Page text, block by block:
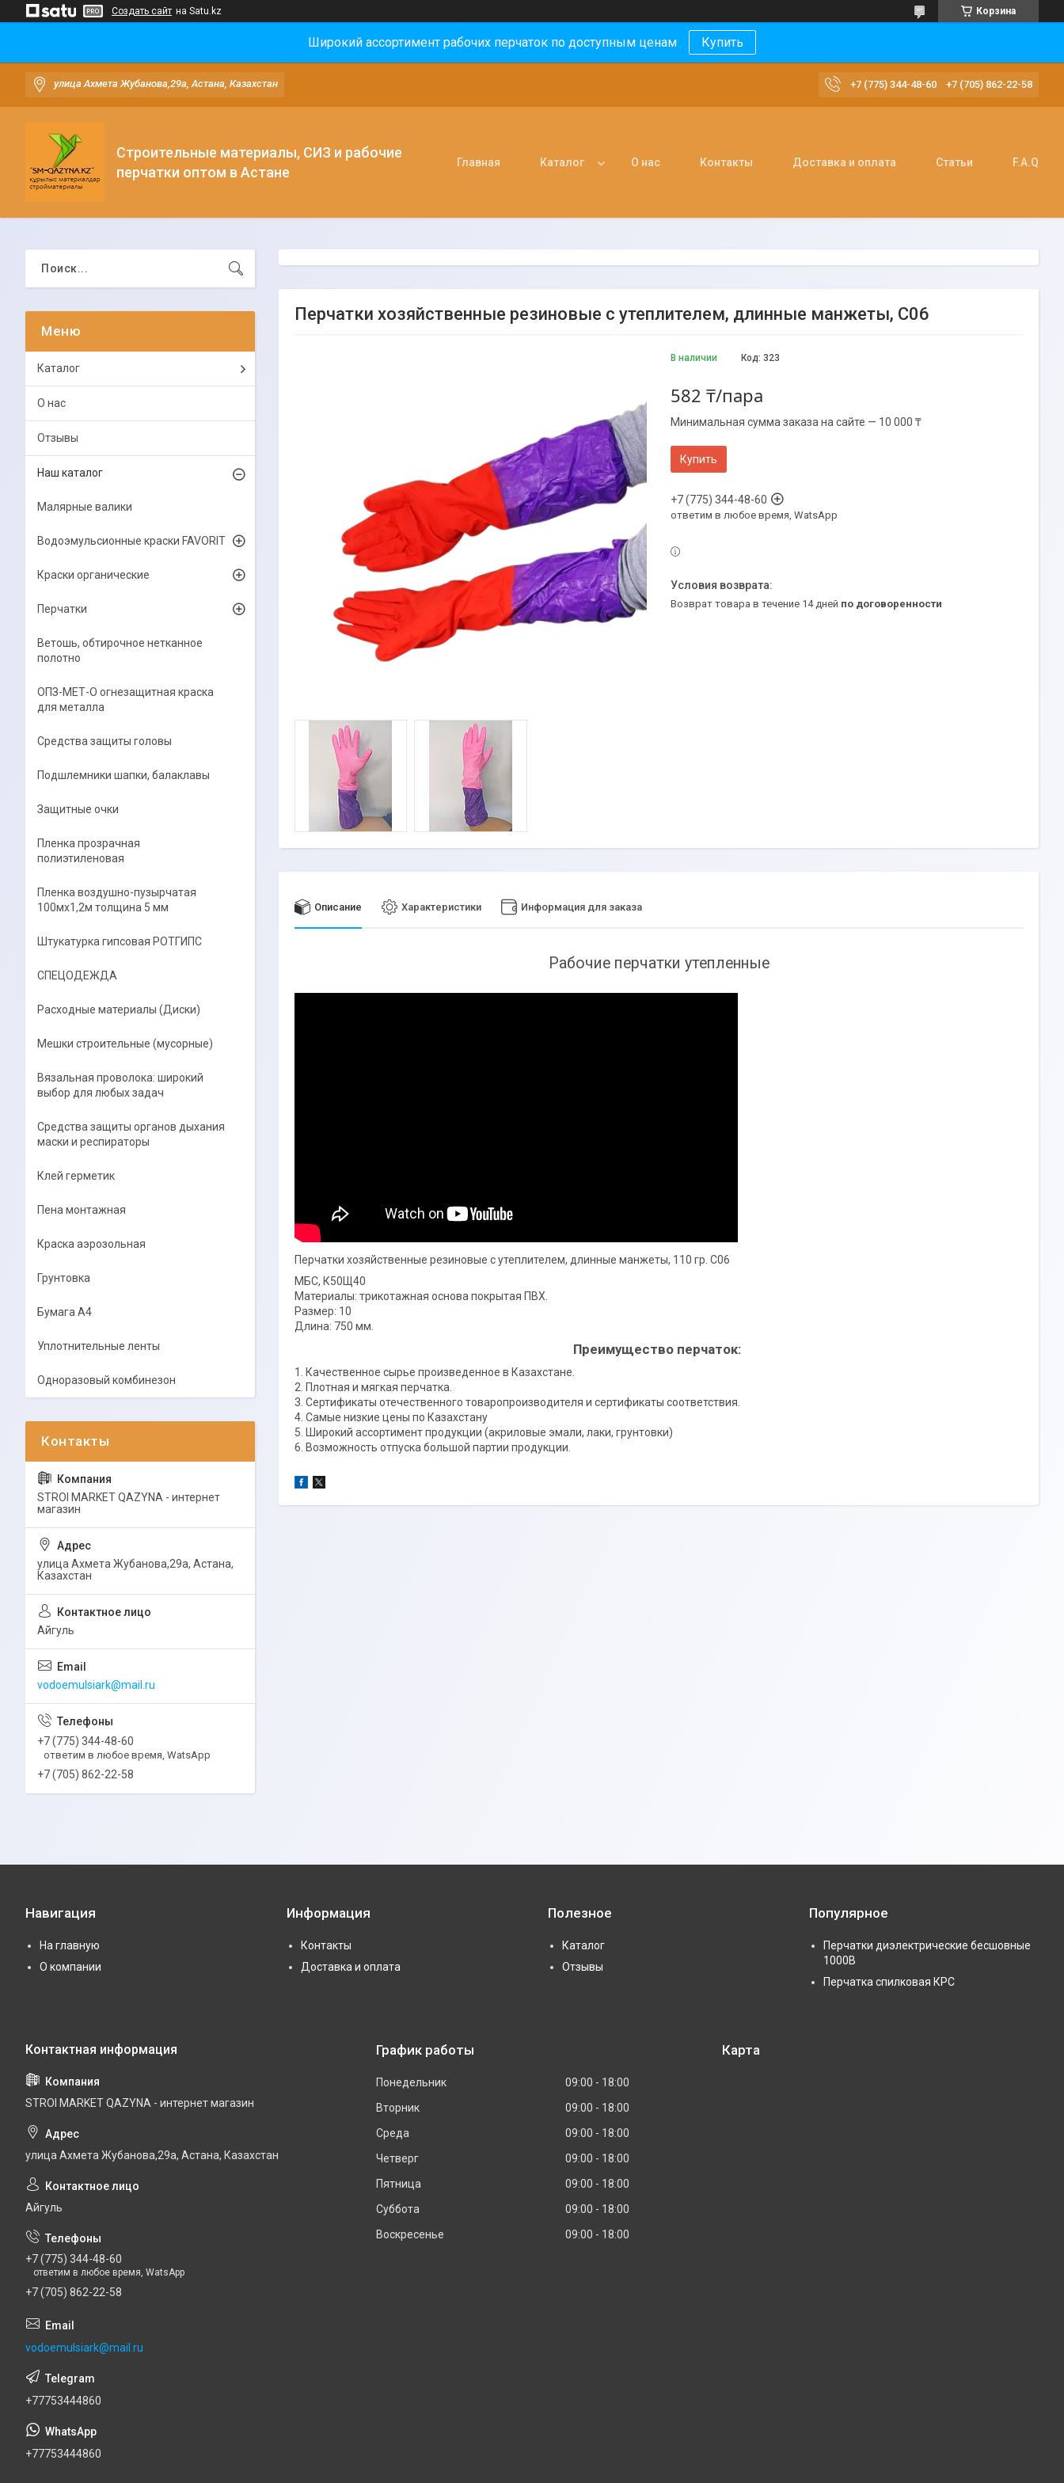
Создать сайт на Satu.kz Корзина
Широкий ассортимент рабочих перчаток по доступным ценам Купить
улица Ахмета Жубанова,29а, Астана, Казахстан +7 (775) 344-48-60 +7 (705) 862-22-58
Строительные материалы, СИЗ и рабочие
перчатки оптом в Астане
Главная Каталог О нас Контакты Доставка и оплата Статьи F.A.Q
Перчатки хозяйственные резиновые с утеплителем, длинные манжеты, С06
В наличии Код: 323
582 ₸/пара
Минимальная сумма заказа на сайте — 10 000 ₸
Купить
+7 (775) 344-48-60
ответим в любое время, WatsApp
возврат товара в течение 14 дней по договоренности
Описание Характеристики Информация для заказа
Рабочие перчатки утепленные
Перчатки хозяйственные резиновые с утеплителем, длинные манжеты, 110 гр. С06
МБС, К50Щ40
Материалы: трикотажная основа покрытая ПВХ.
Размер: 10
Длина: 750 мм.
Преимущество перчаток:
1. Качественное сырье произведенное в Казахстане.
2. Плотная и мягкая перчатка.
3. Сертификаты отечественного товаропроизводителя и сертификаты соответствия.
4. Самые низкие цены по Казахстану
5. Широкий ассортимент продукции (акриловые эмали, лаки, грунтовки)
6. Возможность отпуска большой партии продукции.
Каталог
О нас
Отзывы
Наш каталог
Малярные валики
Водоэмульсионные краски FAVORIT
Краски органические
Перчатки
Ветошь, обтирочное нетканное
полотно
ОПЗ-МЕТ-О огнезащитная краска
для металла
Средства защиты головы
Подшлемники шапки, балаклавы
Защитные очки
Пленка прозрачная
полиэтиленовая
Пленка воздушно-пузырчатая
100мх1,2м толщина 5 мм
Штукатурка гипсовая РОТГИПС
СПЕЦОДЕЖДА
Расходные материалы (Диски)
Мешки строительные (мусорные)
Вязальная проволока: широкий
выбор для любых задач
Средства защиты органов дыхания
маски и респираторы
Клей герметик
Пена монтажная
Краска аэрозольная
Грунтовка
Бумага А4
Уплотнительные ленты
Одноразовый комбинезон
STROI MARKET QAZYNA - интернет
магазин
улица Ахмета Жубанова,29а, Астана,
Казахстан
Айгуль
vodoemulsiark@mail.ru
+7 (775) 344-48-60
ответим в любое время, WatsApp
+7 (705) 862-22-58
Навигация
На главную
О компании
Информация
Контакты
Доставка и оплата
Полезное
Каталог
Отзывы
Популярное
Перчатки диэлектрические бесшовные
1000В
Перчатка спилковая КРС
STROI MARKET QAZYNA - интернет магазин
улица Ахмета Жубанова,29а, Астана, Казахстан
Айгуль
+7 (775) 344-48-60
ответим в любое время, WatsApp
+7 (705) 862-22-58
vodoemulsiark@mail.ru
+77753444860
+77753444860
График работы
Понедельник 09:00
18:00
Вторник
09:00
18:00
Среда
09:00
18:00
Четверг
09:00
18:00
Пятница
09:00
18:00
Суббота
09:00
18:00
Воскресенье
09:00 18:00
Карта